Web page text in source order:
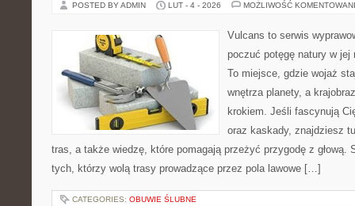
POSTED BY ADMIN LUT - 4 - 2026 MOŻLIWOŚĆ
Vulcans to serwis
poczuć potęgę natury w jej
To miejsce, gdzie wojaż
wnętrza planety, a
krokiem. Jeśli fascynują
oraz kaskady, znajdziesz
tras, a także wiedzę, które pomagają przeżyć przygodę z głową.
tych, którzy wolą trasy prowadzące przez pola lawowe […]
CATEGORIES: OBUWIE ŚLUBNE